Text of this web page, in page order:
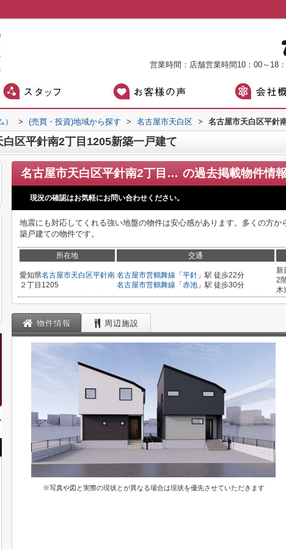
営業時間：店舗営業時間10：00～18
> (売買・投資)地域から探す > 名古屋市天白区 > 名古屋市天白区平針
区平針南2丁目1205新築一戸建て
名古屋市天白区平針南2丁目1205新築一戸建て の過去掲載物件情
現況の確認はお気軽にお問い合わせください。
地震にも対応してくれる強い地盤の物件は安心感があります。多くの方
築戸建ての物件です。
所在地 交通
愛知県名古屋市天白区平針南
２丁目1205
名古屋市営鶴舞線 「 平針 」駅 徒歩22分
名古屋市営鶴舞線 「 赤池 」駅 徒歩30分
新
2
木
物件情報 周辺施設
※写真や図と実際の現状とが異なる場合は現状を優先させていただきます